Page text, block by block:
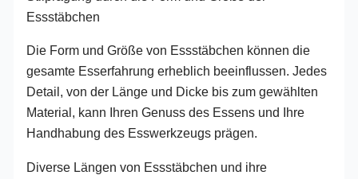
Essstäbchen
Die Form und Größe von Essstäbchen können die
gesamte Esserfahrung erheblich beeinflussen. Jedes
Detail, von der Länge und Dicke bis zum gewählten
Material, kann Ihren Genuss des Essens und Ihre
Handhabung des Esswerkzeugs prägen.
Diverse Längen von Essstäbchen und ihre